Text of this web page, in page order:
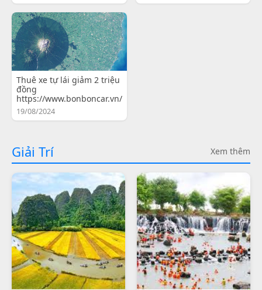
Thuê xe tự lái giảm 2 triệu
đồng
https://www.bonboncar.vn/
19/08/2024
Giải Trí Xem thêm